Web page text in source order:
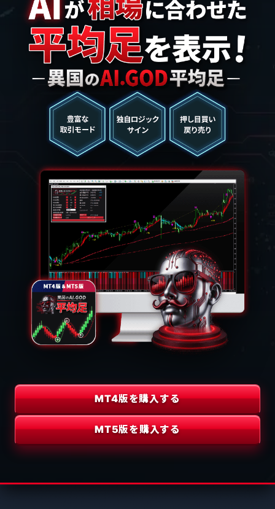
MT4版を購入する
MT5版を購入する